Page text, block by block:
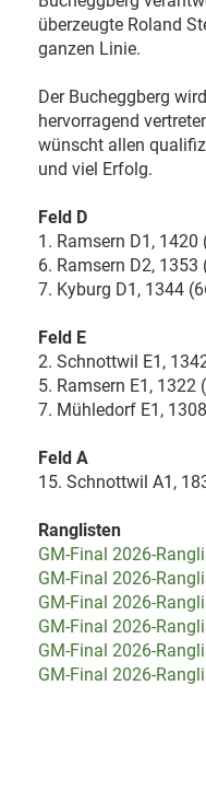
überzeugte Roland
ganzen Linie.
Der Bucheggberg
hervorragend
wünscht allen
und viel Erfolg.
Feld D
1. Ramsern D1,
6. Ramsern D2,
7. Kyburg D1, 1344
Feld E
2. Schnottwil E1,
5. Ramsern E1, 1322
7. Mühledorf E1,
Feld A
15. Schnottwil A1,
Ranglisten
GM-Final 2026-
GM-Final 2026-
GM-Final 2026-
GM-Final 2026-
GM-Final 2026-
GM-Final 2026-